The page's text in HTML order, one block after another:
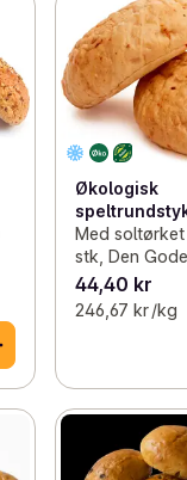
Økologisk
Med
stk, Den
44,40 kr
246,67 kr /kg